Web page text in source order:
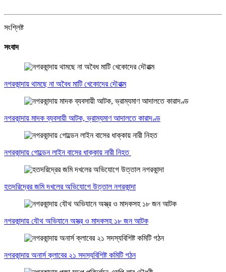
সংশ্লিষ্ট
সংবাদ
নগরকান্দায় থামছে না অবৈধ মাটি খেকোদের দৌরাত্ম
নগরকান্দায় মাদক ব্যবসায়ী আটক, ভ্রাম্যমাণ আদালতে কারাদণ্ড
নগরকান্দায় গোল্ডেন লাইন বাসের ধাক্কায় নারী নিহত
হতদরিদ্রের জমি দখলের অভিযোগে উত্তাল নগরকান্দা
নগরকান্দায় যৌথ অভিযানে অস্ত্র ও মাদকসহ ১৮ জন আটক
নগরকান্দায় অনার্স ক্লাবের ২১ সদস্যবিশিষ্ট কমিটি গঠন